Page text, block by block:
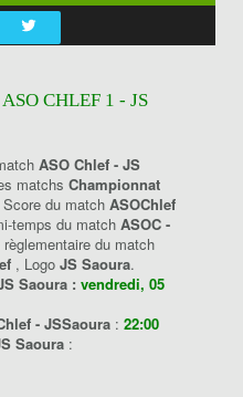
ASO CHLEF 1 - JS
ASO Chlef - JS
matchs Championnat
Score du match ASOChlef
temps du match ASOC -
du match
, Logo JS Saoura.
Saoura : vendredi, 05
- JSSaoura : 22:00
Saoura :